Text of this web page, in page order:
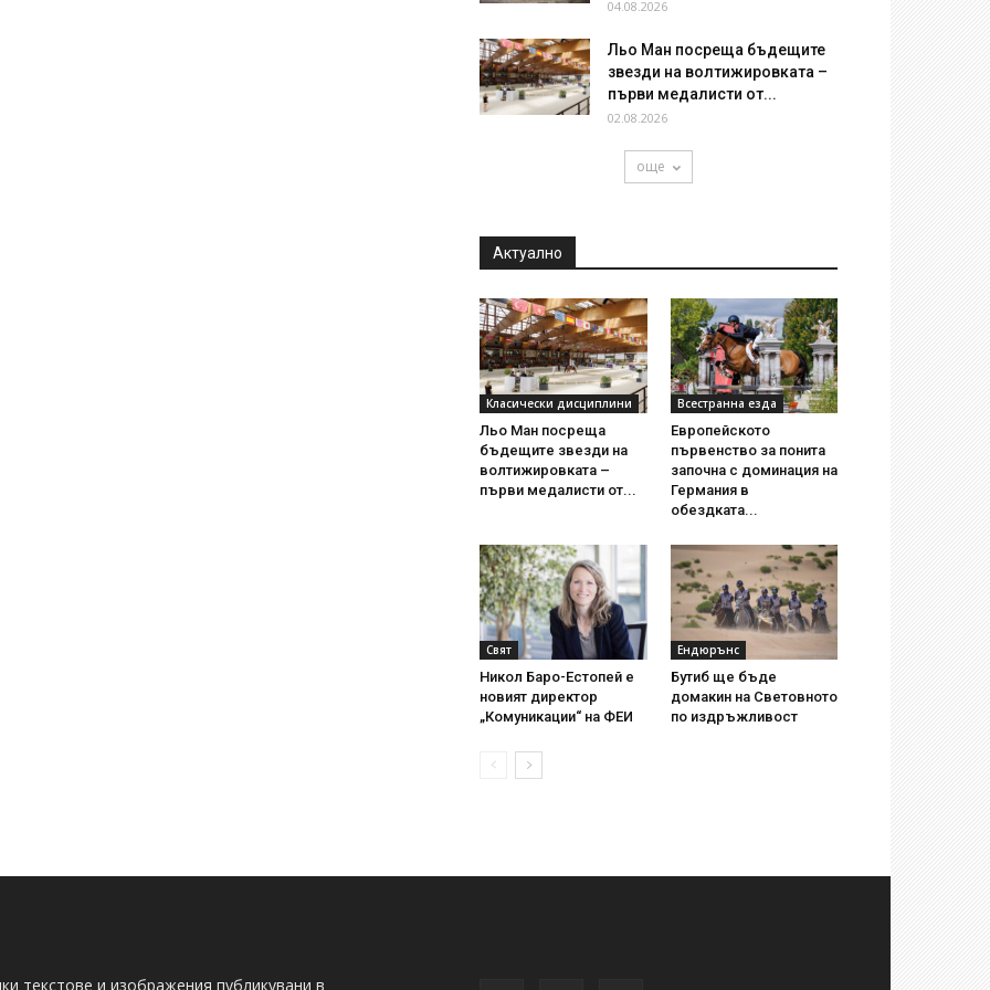
04.08.2026
Льо Ман посреща бъдещите
звезди на волтижировката –
първи медалисти от...
02.08.2026
още
Актуално
Класически дисциплини
Льо Ман посреща
бъдещите звезди на
волтижировката –
първи медалисти от...
Всестранна езда
Европейското
първенство за понита
започна с доминация на
Германия в
обездката...
Свят
Никол Баро-Естопей е
новият директор
„Комуникации“ на ФЕИ
Ендюрънс
Бутиб ще бъде
домакин на Световното
по издръжливост
текстове и изображения публикувани в